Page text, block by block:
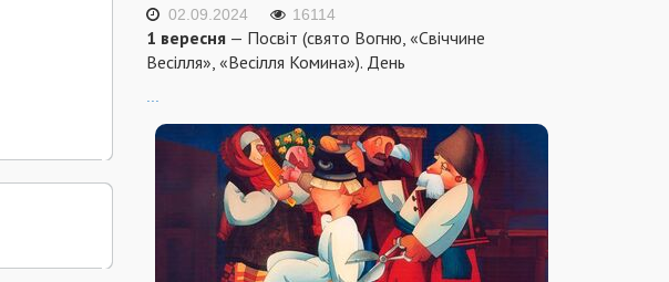
02.09.2024 16114
1 вересня — Посвіт (свято Вогню, «Свіччине
Весілля», «Весілля Комина»). День
...